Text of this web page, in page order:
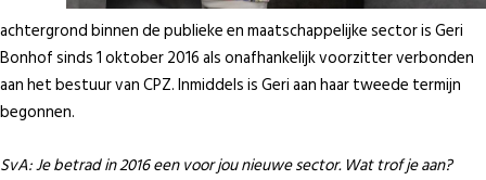
achtergrond binnen de publieke en maatschappelijke sector is Geri
Bonhof sinds 1 oktober 2016 als onafhankelijk voorzitter verbonden
aan het bestuur van CPZ. Inmiddels is Geri aan haar tweede termijn
begonnen.
SvA:Je betrad in 2016 een voor jou nieuwe sector. Wat trof je aan?